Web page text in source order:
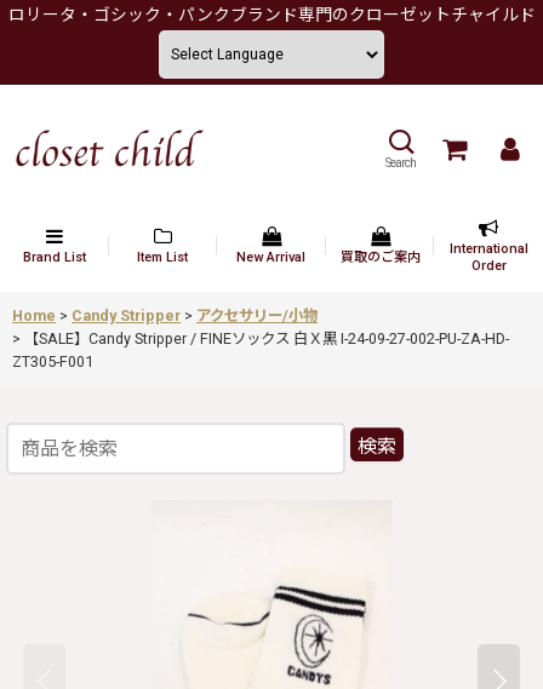
ロリータ・ゴシック・パンクブランド専門のクローゼットチャイルド
Search
Brand List Item List New Arrival 買取のご案内
International
Order
Home > Candy Stripper > アクセサリー/小物
>
【SALE】Candy Stripper / FINEソックス 白Ｘ黒 I-24-09-27-002-PU-ZA-HD-
ZT305-F001
検索